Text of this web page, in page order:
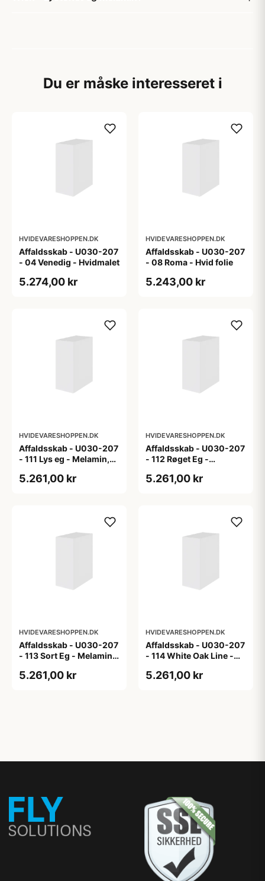
Du er måske interesseret i
HVIDEVARESHOPPEN.DK
Affaldsskab - U030-207
- 04 Venedig - Hvidmalet
5.274,00 kr
HVIDEVARESHOPPEN.DK
Affaldsskab - U030-207
- 08 Roma - Hvid folie
5.243,00 kr
HVIDEVARESHOPPEN.DK
Affaldsskab - U030-207
- 111 Lys eg - Melamin,
5.261,00 kr
HVIDEVARESHOPPEN.DK
Affaldsskab - U030-207
- 112 Røget Eg -
5.261,00 kr
HVIDEVARESHOPPEN.DK
Affaldsskab - U030-207
- 113 Sort Eg - Melamin,
5.261,00 kr
HVIDEVARESHOPPEN.DK
Affaldsskab - U030-207
- 114 White Oak Line -
5.261,00 kr